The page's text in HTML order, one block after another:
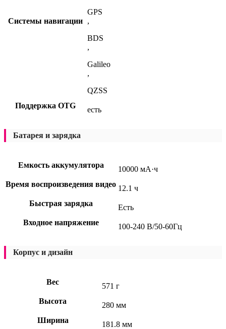
Системы навигации
GPS
,
BDS
,
Galileo
,
QZSS
Поддержка OTG
есть
Батарея и зарядка
Емкость аккумулятора
10000 мА·ч
Время воспроизведения видео 12.1 ч
Быстрая зарядка
Есть
Входное напряжение
100-240 В/50-60Гц
Корпус и дизайн
Вес
571 г
Высота
280 мм
Ширина
181.8 мм